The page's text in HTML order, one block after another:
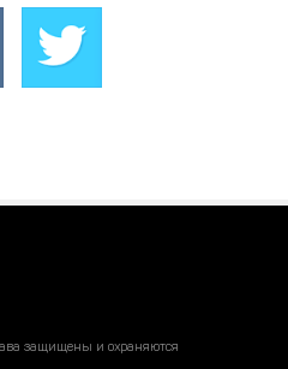
защищены и охраняются